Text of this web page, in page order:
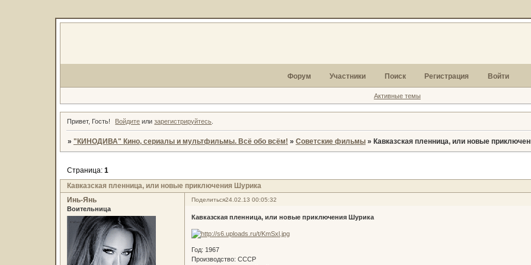
Форум Участники Поиск Регистрация Войти
Активные темы
Привет, Гость! Войдите илизарегистрируйтесь
» "КИНОДИВА" Кино, сериалы и мультфильмы. Всё обо всём! » Советские фильмы » Кавказская пленница, или новые
Кавказская пленница, или новые приключения Шурика
Страница: 1
Поделиться24.02.13 00:05:32
Инь-Янь
Воительница
Кавказская пленница, или новые приключения Шурика
Год: 1967
Производство: СССР